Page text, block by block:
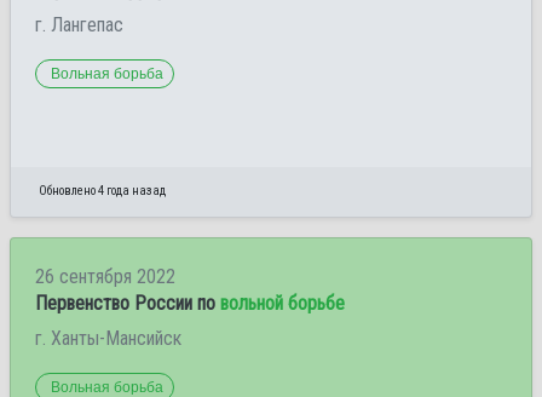
г. Лангепас
Вольная борьба
Обновлено 4 года назад
26 сентября 2022
Первенство России по вольной борьбе
г. Ханты-Мансийск
Вольная борьба